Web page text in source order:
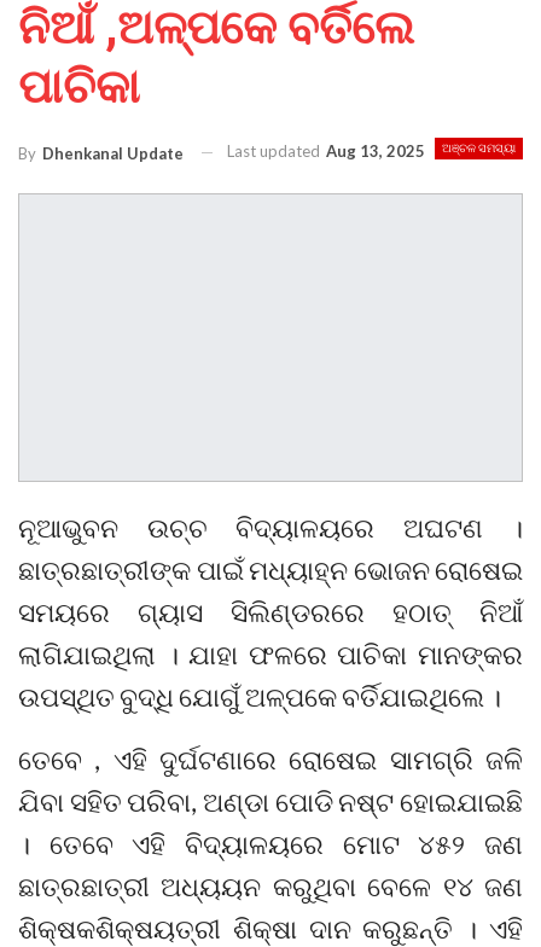
ନିଆଁ ,ଅଳ୍ପକେ ବର୍ତିଲେ
ପାଚିକା
ଅଞ୍ଚଳ ସମସ୍ୟା
By Dhenkanal Update Last updated Aug 13, 2025
ନୂଆଭୁବନ ଉଚ୍ଚ ବିଦ୍ୟାଳୟରେ ଅଘଟଣ ।
ଛାତ୍ରଛାତ୍ରୀଙ୍କ ପାଇଁ ମଧ୍ୟାହ୍ନ ଭୋଜନ ରୋଷେଇ
ସମୟରେ ଗ୍ୟାସ ସିଲିଣ୍ଡରରେ ହଠାତ୍ ନିଆଁ
ଲାଗିଯାଇଥିଲା । ଯାହା ଫଳରେ ପାଚିକା ମାନଙ୍କର
ଉପସ୍ଥିତ ବୁଦ୍ଧି ଯୋଗୁଁ ଅଳ୍ପକେ ବର୍ତିଯାଇଥିଲେ ।
ତେବେ , ଏହି ଦୁର୍ଘଟଣାରେ ରୋଷେଇ ସାମଗ୍ରି ଜଳି
ଯିବା ସହିତ ପରିବା, ଅଣ୍ଡା ପୋଡି ନଷ୍ଟ ହୋଇଯାଇଛି
। ତେବେ ଏହି ବିଦ୍ୟାଳୟରେ ମୋଟ ୪୫୨ ଜଣ
ଛାତ୍ରଛାତ୍ରୀ ଅଧ୍ୟୟନ କରୁଥିବା ବେଳେ ୧୪ ଜଣ
ଶିକ୍ଷକଶିକ୍ଷୟତ୍ରୀ ଶିକ୍ଷା ଦାନ କରୁଛନ୍ତି । ଏହି